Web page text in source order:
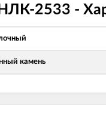
2533 -
камень